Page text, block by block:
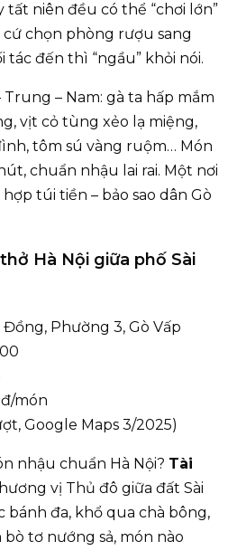
tất niên đều có thể “chơi lớn”
cứ chọn phòng rượu sang
đến thì “ngầu” khỏi nói.
– Nam: gà ta hấp mắm
vịt cỏ tùng xẻo lạ miệng,
tôm sú vàng ruộm… Món
chuẩn nhậu lai rai. Một nơi
túi tiền – bảo sao dân Gò
Hà Nội giữa phố Sài
Đồng, Phường 3, Gò Vấp
món
Google Maps 3/2025)
nhậu chuẩn Hà Nội? Tài
vị Thủ đô giữa đất Sài
bánh đa, khổ qua chà bông,
tơ nướng sả, món nào